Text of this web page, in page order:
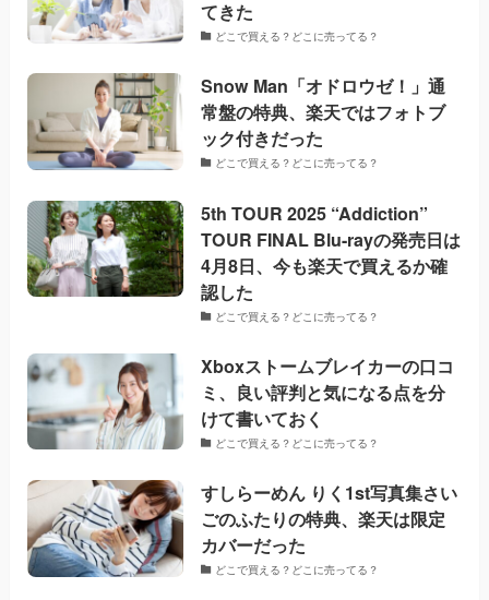
てきた
どこで買える？どこに売ってる？
Snow Man「オドロウゼ！」通
常盤の特典、楽天ではフォトブ
ック付きだった
どこで買える？どこに売ってる？
5th TOUR 2025 “Addiction”
TOUR FINAL Blu-rayの発売日は
4月8日、今も楽天で買えるか確
認した
どこで買える？どこに売ってる？
Xboxストームブレイカーの口コ
ミ、良い評判と気になる点を分
けて書いておく
どこで買える？どこに売ってる？
すしらーめん りく1st写真集さい
ごのふたりの特典、楽天は限定
カバーだった
どこで買える？どこに売ってる？